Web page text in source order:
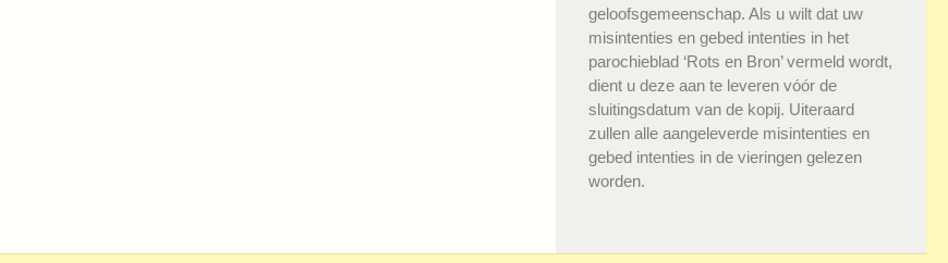
geloofsgemeenschap. Als u wilt dat uw
misintenties en gebed intenties in het
parochieblad ‘Rots en Bron’ vermeld wordt,
dient u deze aan te leveren vóór de
sluitingsdatum van de kopij. Uiteraard
zullen alle aangeleverde misintenties en
gebed intenties in de vieringen gelezen
worden.